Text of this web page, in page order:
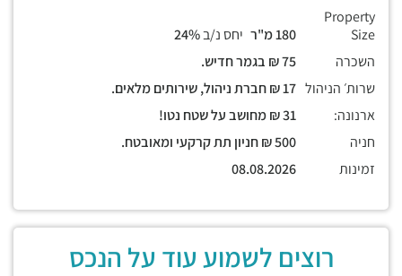
Property
Size
יחס נ/ב
השכרה
שרות׳ הניהול
ארנונה:
חניה
זמינות
רוצים לשמוע עוד על הנכס